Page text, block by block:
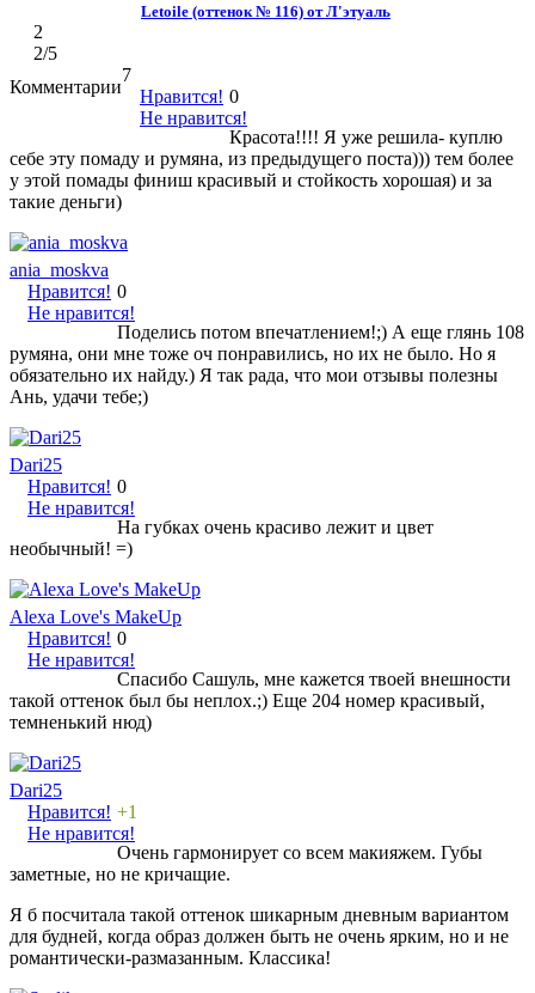
Letoile (оттенок № 116) от Л'этуаль
2
2/5
Комментарии
7
Нравится!
Не нравится!
0
Красота!!!! Я уже решила- куплю
себе эту помаду и румяна, из предыдущего поста))) тем более
у этой помады финиш красивый и стойкость хорошая) и за
такие деньги)
ania_moskva
Нравится!
Не нравится!
0
Поделись потом впечатлением!;) А еще глянь 108
румяна, они мне тоже оч понравились, но их не было. Но я
обязательно их найду.) Я так рада, что мои отзывы полезны
Ань, удачи тебе;)
Dari25
Нравится!
Не нравится!
0
На губках очень красиво лежит и цвет
необычный! =)
Alexa Love's MakeUp
Нравится!
Не нравится!
0
Спасибо Сашуль, мне кажется твоей внешности
такой оттенок был бы неплох.;) Еще 204 номер красивый,
темненький нюд)
Dari25
Нравится!
Не нравится!
+1
Очень гармонирует со всем макияжем. Губы
заметные, но не кричащие.
Я б посчитала такой оттенок шикарным дневным вариантом
для будней, когда образ должен быть не очень ярким, но и не
романтически-размазанным. Классика!